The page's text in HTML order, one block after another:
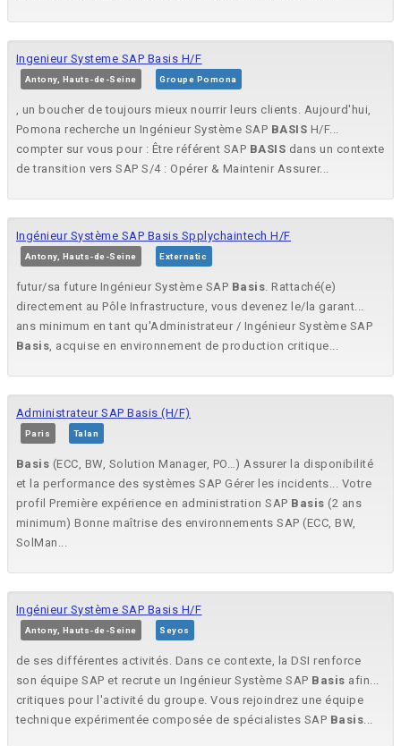
Ingenieur Systeme SAP Basis H/F
Antony, Hauts-de-Seine Groupe Pomona
, un boucher de toujours mieux nourrir leurs clients. Aujourd'hui,
Pomona recherche un Ingénieur Système SAP BASIS H/F...
compter sur vous pour : Être référent SAP BASIS dans un contexte
de transition vers SAP S/4 : Opérer & Maintenir Assurer...
Ingénieur Système SAP Basis Spplychaintech H/F
Antony, Hauts-de-Seine Externatic
futur/sa future Ingénieur Système SAP Basis. Rattaché(e)
directement au Pôle Infrastructure, vous devenez le/la garant...
ans minimum en tant qu'Administrateur / Ingénieur Système SAP
Basis, acquise en environnement de production critique...
Administrateur SAP Basis (H/F)
Paris Talan
Basis (ECC, BW, Solution Manager, PO…) Assurer la disponibilité
et la performance des systèmes SAP Gérer les incidents... Votre
profil Première expérience en administration SAP Basis (2 ans
minimum) Bonne maîtrise des environnements SAP (ECC, BW,
SolMan...
Ingénieur Système SAP Basis H/F
Antony, Hauts-de-Seine Seyos
de ses différentes activités. Dans ce contexte, la DSI renforce
son équipe SAP et recrute un Ingénieur Système SAP Basis afin...
critiques pour l'activité du groupe. Vous rejoindrez une équipe
technique expérimentée composée de spécialistes SAP Basis...